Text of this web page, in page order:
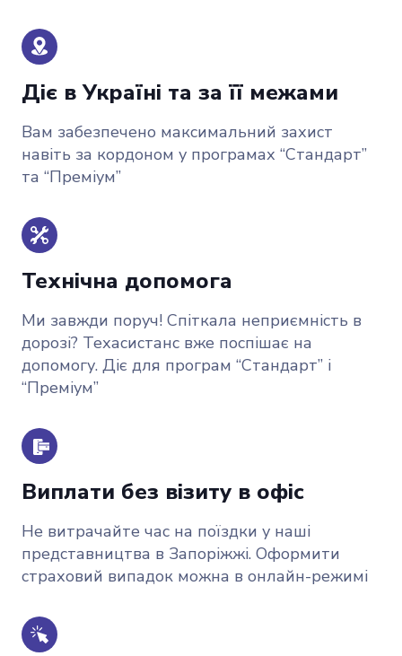
Діє в Україні та за її межами
Вам забезпечено максимальний захист
навіть за кордоном у програмах “Стандарт”
та “Преміум”
Технічна допомога
Ми завжди поруч! Спіткала неприємність в
дорозі? Техасистанс вже поспішає на
допомогу. Діє для програм “Стандарт” і
“Преміум”
Виплати без візиту в офіс
Не витрачайте час на поїздки у наші
представництва в Запоріжжі. Оформити
страховий випадок можна в онлайн-режимі